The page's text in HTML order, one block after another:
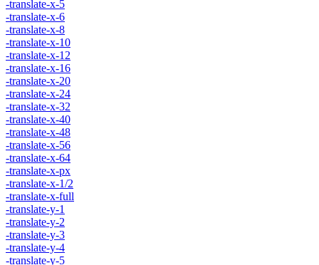
-translate-x-5
-translate-x-6
-translate-x-8
-translate-x-10
-translate-x-12
-translate-x-16
-translate-x-20
-translate-x-24
-translate-x-32
-translate-x-40
-translate-x-48
-translate-x-56
-translate-x-64
-translate-x-px
-translate-x-1/2
-translate-x-full
-translate-y-1
-translate-y-2
-translate-y-3
-translate-y-4
-translate-y-5